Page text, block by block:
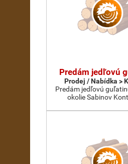
Predám jedľovú
Prodej / Nabídka >
Predám jedľovú
okolie Sabinov